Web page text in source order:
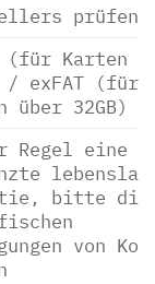
prüfen)
(für Karten
/ exFAT (für
über 32GB)
Regel eine
bitte die
von